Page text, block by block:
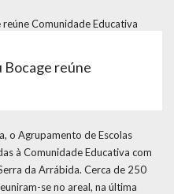
Bocage reúne
o Agrupamento de Escolas
à Comunidade Educativa com
da Arrábida. Cerca de 250
se no areal, na última